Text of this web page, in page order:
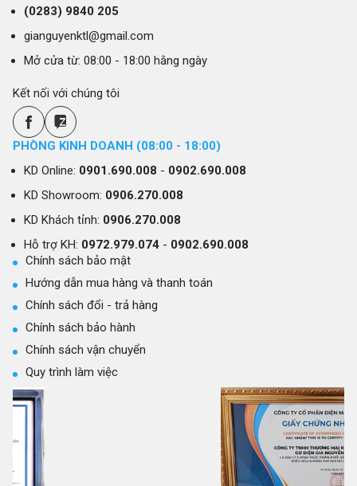
(0283) 9840 205
gianguyenktl@gmail.com
Mở cửa từ: 08:00 - 18:00 hằng ngày
Kết nối với chúng tôi
PHÒNG KINH DOANH (08:00 - 18:00)
KD Online: 0901.690.008 - 0902.690.008
KD Showroom: 0906.270.008
KD Khách tỉnh: 0906.270.008
Hỗ trợ KH: 0972.979.074- 0902.690.008
Chính sách bảo mật
Hướng dẫn mua hàng và thanh toán
Chính sách đổi - trả hàng
Chính sách bảo hành
Chính sách vận chuyển
Quy trình làm việc